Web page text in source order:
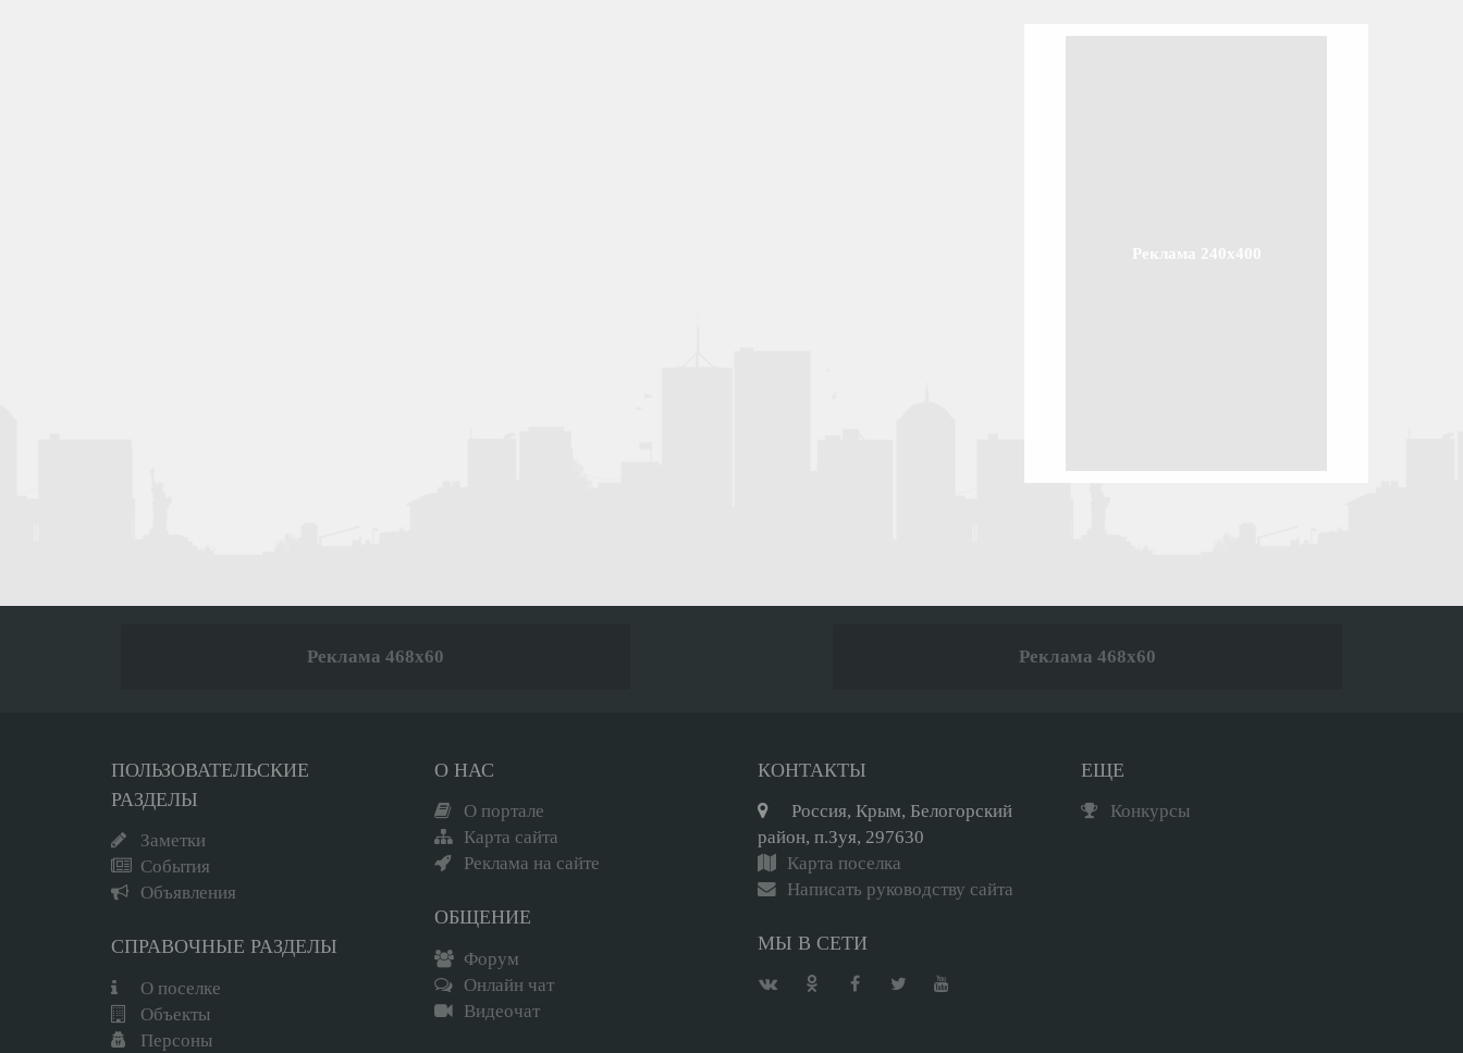
Реклама 240x400
Реклама 468x60 Реклама 468x60
ПОЛЬЗОВАТЕЛЬСКИЕ
РАЗДЕЛЫ
Заметки
События
Объявления
СПРАВОЧНЫЕ РАЗДЕЛЫ
О поселке
Объекты
Персоны
О НАС
О портале
Карта сайта
Реклама на сайте
ОБЩЕНИЕ
Форум
Онлайн чат
Видеочат
КОНТАКТЫ
Россия, Крым, Белогорский
район, п.Зуя, 297630
Карта поселка
Написать руководству сайта
МЫ В СЕТИ
ЕЩЕ
Конкурсы